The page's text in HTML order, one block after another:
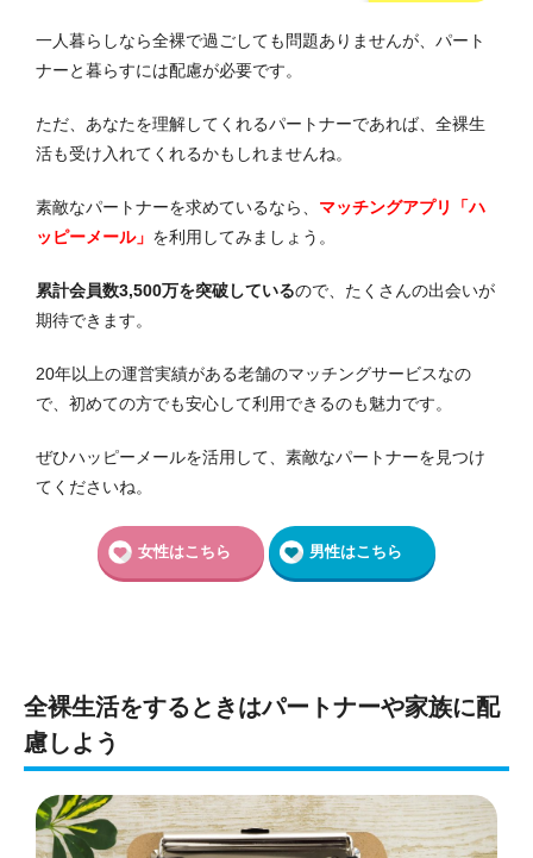
一人暮らしなら全裸で過ごしても問題ありませんが、パート
ナーと暮らすには配慮が必要です。
ただ、あなたを理解してくれるパートナーであれば、全裸生
活も受け入れてくれるかもしれませんね。
素敵なパートナーを求めているなら、 マッチングアプリ「ハ
ッピーメール」 を利用してみましょう。
累計会員数3,500万を突破しているので、たくさんの出会いが
期待できます。
20年以上の運営実績がある老舗のマッチングサービスなの
で、初めての方でも安心して利用できるのも魅力です。
ぜひハッピーメールを活用して、素敵なパートナーを見つけ
てくださいね。
女性はこちら 男性はこちら
全裸生活をするときはパートナーや家族に配
慮しよう